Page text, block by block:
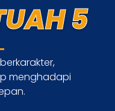
5
menghadapi